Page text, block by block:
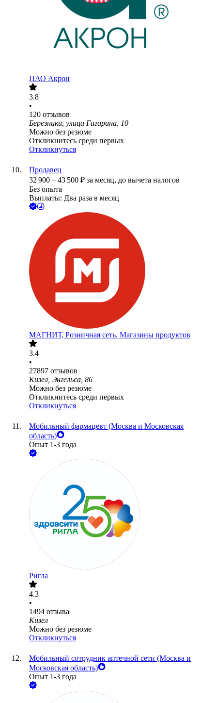
ПАО Акрон
3.8
•
120 отзывов
Березники, улица Гагарина, 10
Можно без резюме
Откликнитесь среди первых
Откликнуться
Продавец
32 900 – 43 500 ₽ за месяц, до вычета налогов
Без опыта
Выплаты: Два раза в месяц
МАГНИТ, Розничная сеть. Магазины продуктов
3.4
•
27897 отзывов
Кизел, Энгельса, 86
Можно без резюме
Откликнитесь среди первых
Откликнуться
Мобильный фармацевт (Москва и Московская
область)
Опыт 1-3 года
Ригла
4.3
•
1494 отзыва
Кизел
Можно без резюме
Откликнуться
Мобильный сотрудник аптечной сети (Москва и
Московская область)
Опыт 1-3 года